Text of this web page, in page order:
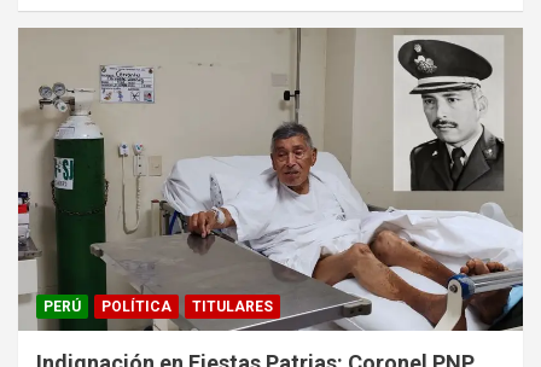
PERÚ POLÍTICA TITULARES